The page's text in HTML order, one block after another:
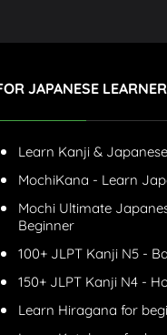
JAPANESE
Learn Kanji &
MochiKana - Learn
Mochi Ultimate
Beginner
100+ JLPT Kanji N5 -
150+ JLPT Kanji N4 -
Learn Hiragana for